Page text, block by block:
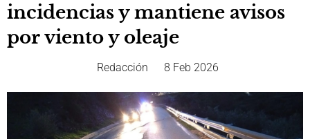
incidencias y mantiene avisos
por viento y oleaje
Redacción 8 Feb 2026